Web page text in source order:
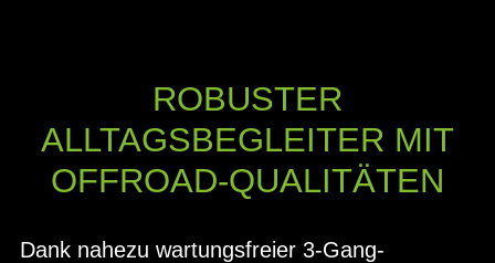
ROBUSTER
ALLTAGSBEGLEITER MIT
OFFROAD-QUALITÄTEN
Dank nahezu wartungsfreier 3-Gang-